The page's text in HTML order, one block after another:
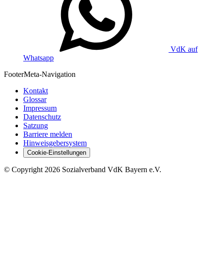
VdK auf
Whatsapp
FooterMeta-Navigation
Kontakt
Glossar
Impressum
Datenschutz
Satzung
Barriere melden
Hinweisgebersystem
Cookie-Einstellungen
© Copyright 2026 Sozialverband VdK Bayern e.V.